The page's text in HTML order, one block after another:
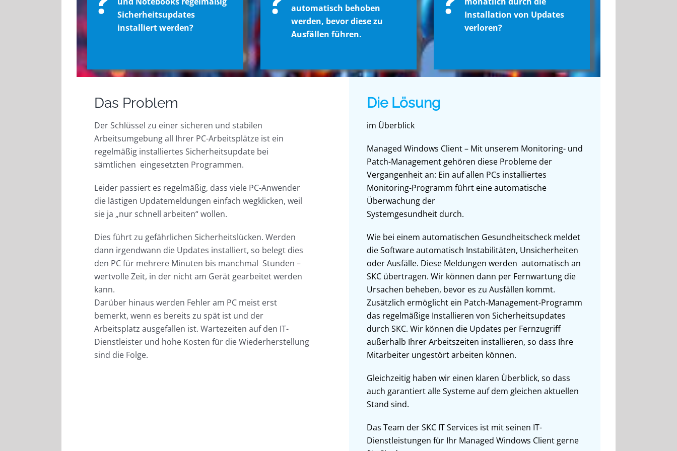
Sicherheitsupdates
installiert werden?
automatisch behoben
werden, bevor diese zu
Ausfällen führen.
Installation von Updates
verloren?
Das Problem
Der Schlüssel zu einer sicheren und stabilen
Arbeitsumgebung all Ihrer PC-Arbeitsplätze ist ein
regelmäßig installiertes Sicherheitsupdate bei
sämtlichen eingesetzten Programmen.
Leider passiert es regelmäßig, dass viele PC-Anwender
die lästigen Updatemeldungen einfach wegklicken, weil
sie ja „nur schnell arbeiten“ wollen.
Dies führt zu gefährlichen Sicherheitslücken. Werden
dann irgendwann die Updates installiert, so belegt dies
den PC für mehrere Minuten bis manchmal Stunden –
wertvolle Zeit, in der nicht am Gerät gearbeitet werden
kann.
Darüber hinaus werden Fehler am PC meist erst
bemerkt, wenn es bereits zu spät ist und der
Arbeitsplatz ausgefallen ist. Wartezeiten auf den IT-
Dienstleister und hohe Kosten für die Wiederherstellung
sind die Folge.
Die Lösung
im Überblick
Managed Windows Client – Mit unserem Monitoring- und
Patch-Management gehören diese Probleme der
Vergangenheit an: Ein auf allen PCs installiertes
Monitoring-Programm führt eine automatische
Überwachung der
Systemgesundheit durch.
Wie bei einem automatischen Gesundheitscheck meldet
die Software automatisch Instabilitäten, Unsicherheiten
oder Ausfälle. Diese Meldungen werden automatisch an
SKC übertragen. Wir können dann per Fernwartung die
Ursachen beheben, bevor es zu Ausfällen kommt.
Zusätzlich ermöglicht ein Patch-Management-Programm
das regelmäßige Installieren von Sicherheitsupdates
durch SKC. Wir können die Updates per Fernzugriff
außerhalb Ihrer Arbeitszeiten installieren, so dass Ihre
Mitarbeiter ungestört arbeiten können.
Gleichzeitig haben wir einen klaren Überblick, so dass
auch garantiert alle Systeme auf dem gleichen aktuellen
Stand sind.
Das Team der SKC IT Services ist mit seinen IT-
Dienstleistungen für Ihr Managed Windows Client gerne